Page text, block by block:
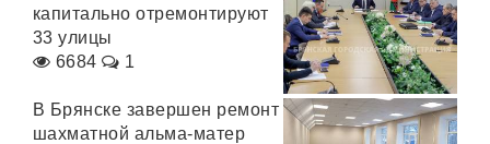
капитально отремонтируют
33 улицы
6684
1
В Брянске завершен ремонт
шахматной альма-матер